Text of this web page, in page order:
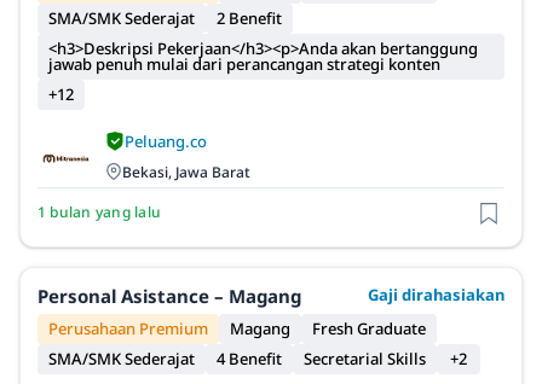
SMA/SMK Sederajat
2 Benefit
<h3>Deskripsi Pekerjaan</h3><p>Anda akan bertanggung
jawab penuh mulai dari perancangan strategi konten
+12
Peluang.co
Bekasi, Jawa Barat
1 bulan yang lalu
Personal Asistance – Magang
Gaji dirahasiakan
Perusahaan Premium
Magang
Fresh Graduate
SMA/SMK Sederajat
4 Benefit Secretarial Skills +2